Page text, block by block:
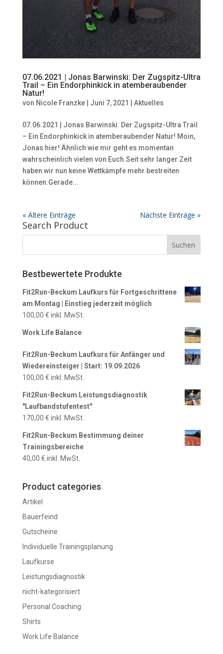
07.06.2021 | Jonas Barwinski: Der Zugspitz-Ultra
Trail – Ein Endorphinkick in atemberaubender
Natur!
von Nicole Franzke| Juni 7, 2021 Aktuelles
07.06.2021 | Jonas Barwinski: Der Zugspitz-Ultra Trail
– Ein Endorphinkick in atemberaubender Natur! Moin,
Jonas hier! Ähnlich wie mir geht es momentan
wahrscheinlich vielen von Euch.Seit sehr langer Zeit
haben wir nun keine Wettkämpfe mehr bestreiten
können.Gerade...
« Ältere Einträge Nächste Einträge »
Search Product
Bestbewertete Produkte
Fit2Run-Beckum Laufkurs für Fortgeschrittene
am Montag | Einstieg jederzeit möglich
100,00 € inkl. MwSt.
Work Life Balance
Fit2Run-Beckum Laufkurs für Anfänger und
Wiedereinsteiger | Start: 19.09.2026
100,00 € inkl. MwSt.
Fit2Run-Beckum Leistungsdiagnostik
"Laufbandstufentest"
170,00 € inkl. MwSt.
Fit2Run-Beckum Bestimmung deiner
Trainingsbereiche
40,00 € inkl. MwSt.
Product categories
Artikel
Bauerfeind
Gutscheine
Individuelle Trainingsplanung
Laufkurse
Leistungsdiagnostik
nicht-kategorisiert
Personal Coaching
Shirts
Work Life Balance